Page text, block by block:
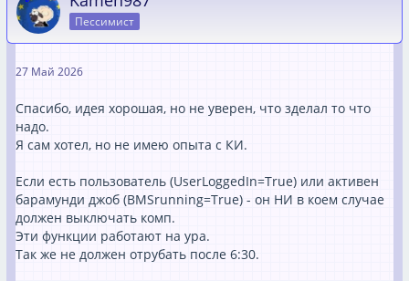
(ca. Zeile 108).
Ersetzen Sie den dortigen
den unten stehenden, neuen Code.
Vorher (Original-Code):
Исходный код
{     $Action=[ShutdownAction]::NoActio
n    $sActionOutput = "NO Shutdown"
$sDecisionOutput = "UserLoggedIn=$bUser
LoggedIn BMSrunning=$bJobIsRunning (Sta
Пессимист
27 Май 2026
Спасибо, идея хорошая, но не уверен, что зделал то что
надо.
Я сам хотел, но не имею опыта с КИ.
Если есть пользователь (UserLoggedIn=True) или активен
барамунди джоб (BMSrunning=True) - он НИ в коем случае
должен выключать комп.
Эти функции работают на ура.
Так же не должен отрубать после 6:30.